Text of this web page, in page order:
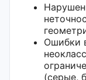
Ошибки
(серые,